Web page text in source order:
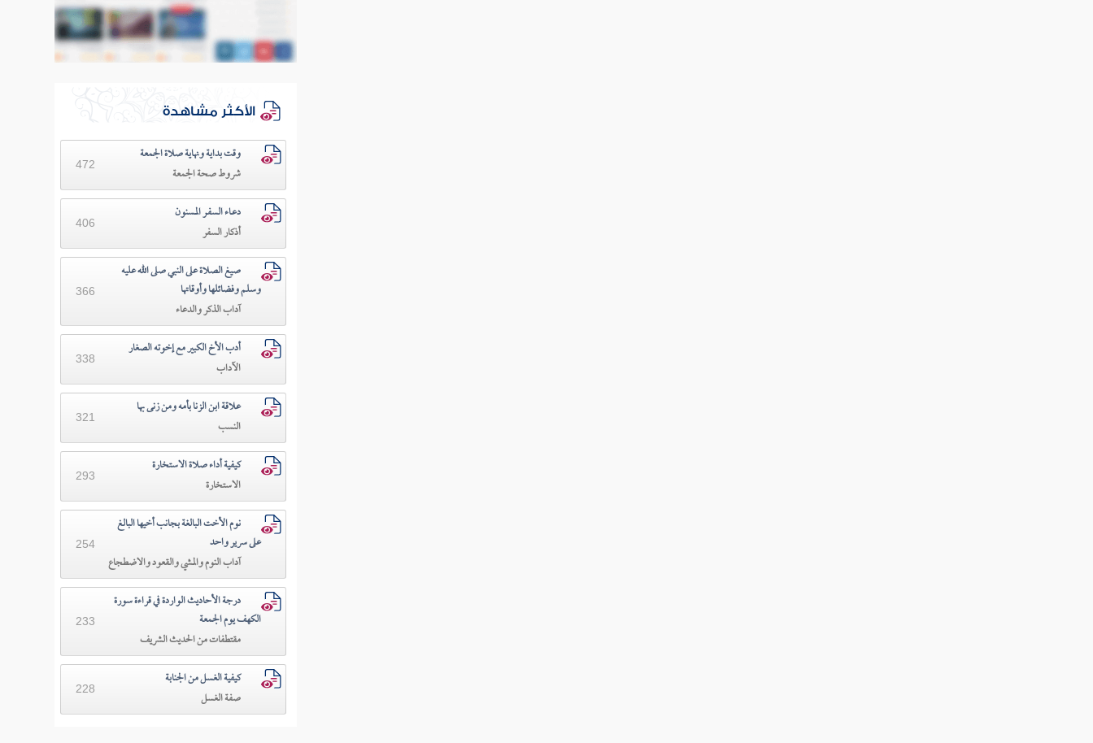
الأكثر مشاهدة
وقت بداية ونهاية صلاة الجمعة
شروط صحة الجمعة
472
دعـاء السفـر المسنون
أذكار السفر
406
صيغ الصلاة على النبي صلى الله عليه
وسلم وفضائلها وأوقاتها
آداب الذكر والدعاء
366
أدب الأخ الكبير مع إخوته الصغار
الآداب
338
علاقة ابن الزنا بأمه ومن زنى بها
النسب
321
كيفية أداء صلاة الاستخارة
الاستخارة
293
نوم الأخت البالغة بجانب أخيها البالغ
على سرير واحد
آداب النوم والمشي والقعود والاضطجاع
254
درجة الأحاديث الواردة في قراءة سورة
الكهف يوم الجمعة
مقتطفات من الحديث الشريف
233
كيفية الغسل من الجنابة
صفة الغسل
228